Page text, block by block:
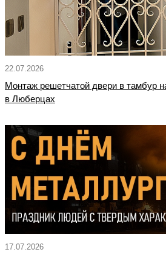
22.07.2026
Монтаж решетчатой двери в тамбур
в Люберцах
17.07.2026